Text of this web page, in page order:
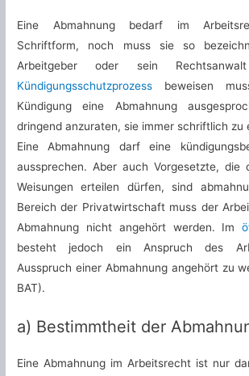
Eine Abmahnung bedarf im
Schriftform, noch muss sie so
Arbeitgeber oder sein
Kündigungsschutzprozess beweisen
Kündigung eine Abmahnung
dringend anzuraten, sie immer schriftlich zu
Eine Abmahnung darf eine
aussprechen. Aber auch Vorgesetzte, die
Weisungen erteilen dürfen, sind
Bereich der Privatwirtschaft muss der
Abmahnung nicht angehört werden. Im
besteht jedoch ein Anspruch des
Ausspruch einer Abmahnung angehört zu
BAT).
a) Bestimmtheit der
Eine Abmahnung im Arbeitsrecht ist nur